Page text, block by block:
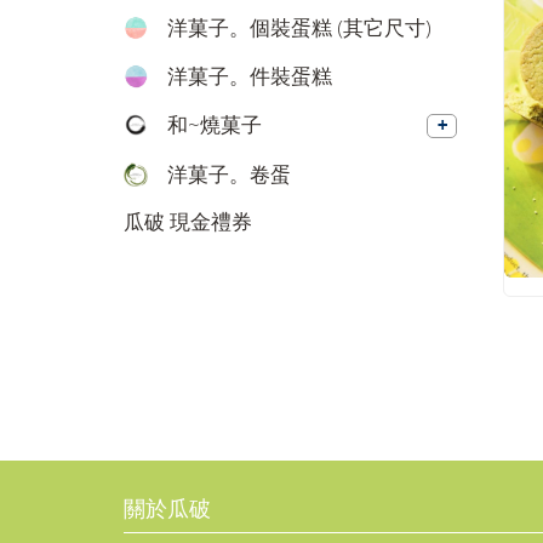
洋菓子。個裝蛋糕 (其它尺寸)
洋菓子。件裝蛋糕
和~燒菓子
洋菓子。卷蛋
瓜破 現金禮券
關於瓜破